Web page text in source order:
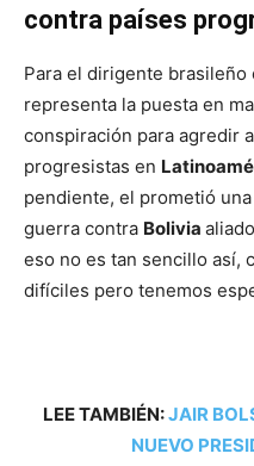
contra países
Para el dirigente
representa la puesta en
conspiración para agredir
progresistas en
pendiente, el prometió
guerra contra Bolivia
eso no es tan sencillo así,
difíciles pero tenemos
LEE TAMBIÉN:JAIR
NUEVO